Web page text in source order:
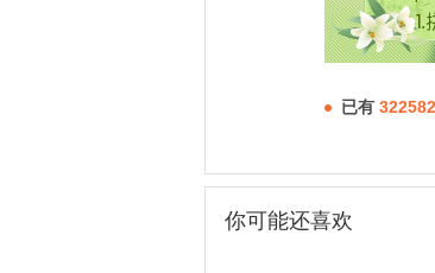
已有 322582
你可能还喜欢